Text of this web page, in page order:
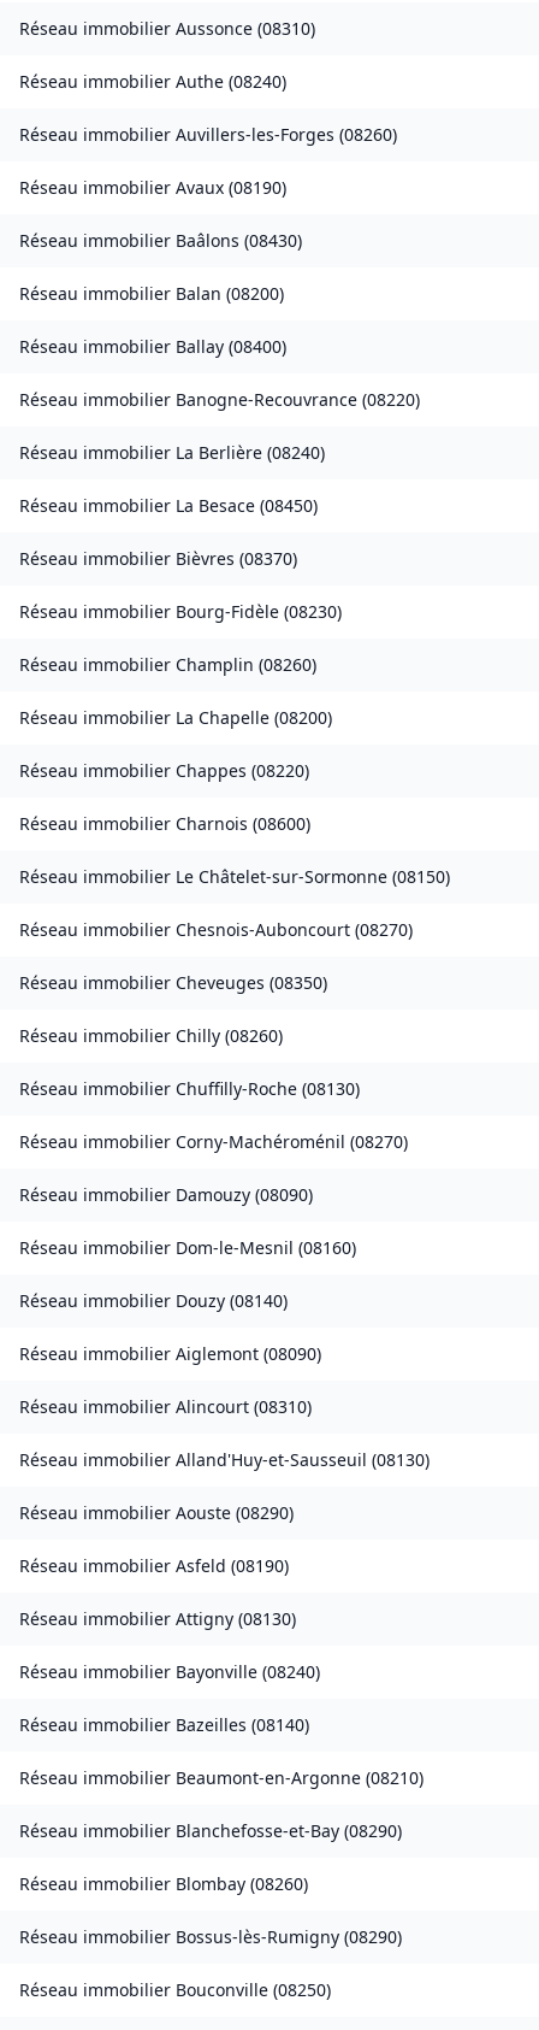
Réseau immobilier Aussonce (08310)
Réseau immobilier Authe (08240)
Réseau immobilier Auvillers-les-Forges (08260)
Réseau immobilier Avaux (08190)
Réseau immobilier Baâlons (08430)
Réseau immobilier Balan (08200)
Réseau immobilier Ballay (08400)
Réseau immobilier Banogne-Recouvrance (08220)
Réseau immobilier La Berlière (08240)
Réseau immobilier La Besace (08450)
Réseau immobilier Bièvres (08370)
Réseau immobilier Bourg-Fidèle (08230)
Réseau immobilier Champlin (08260)
Réseau immobilier La Chapelle (08200)
Réseau immobilier Chappes (08220)
Réseau immobilier Charnois (08600)
Réseau immobilier Le Châtelet-sur-Sormonne (08150)
Réseau immobilier Chesnois-Auboncourt (08270)
Réseau immobilier Cheveuges (08350)
Réseau immobilier Chilly (08260)
Réseau immobilier Chuffilly-Roche (08130)
Réseau immobilier Corny-Machéroménil (08270)
Réseau immobilier Damouzy (08090)
Réseau immobilier Dom-le-Mesnil (08160)
Réseau immobilier Douzy (08140)
Réseau immobilier Aiglemont (08090)
Réseau immobilier Alincourt (08310)
Réseau immobilier Alland'Huy-et-Sausseuil (08130)
Réseau immobilier Aouste (08290)
Réseau immobilier Asfeld (08190)
Réseau immobilier Attigny (08130)
Réseau immobilier Bayonville (08240)
Réseau immobilier Bazeilles (08140)
Réseau immobilier Beaumont-en-Argonne (08210)
Réseau immobilier Blanchefosse-et-Bay (08290)
Réseau immobilier Blombay (08260)
Réseau immobilier Bossus-lès-Rumigny (08290)
Réseau immobilier Bouconville (08250)